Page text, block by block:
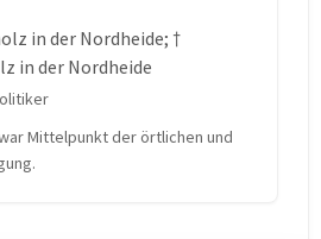
in der Nordheide; †
in der Nordheide
Mittelpunkt der örtlichen und